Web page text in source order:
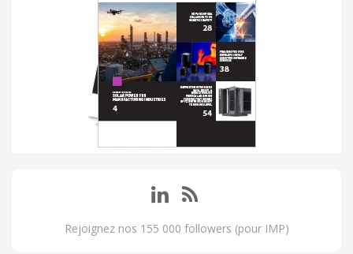
Rejoignez nos 155 000 followers (pour IMP)